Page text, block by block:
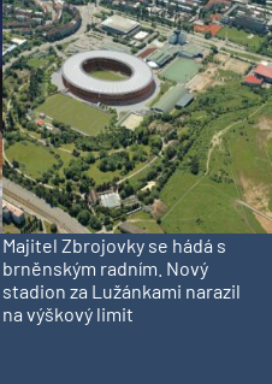
Majitel Zbrojovky se hádá s
brněnským radním. Nový
stadion za Lužánkami narazil
na výškový limit